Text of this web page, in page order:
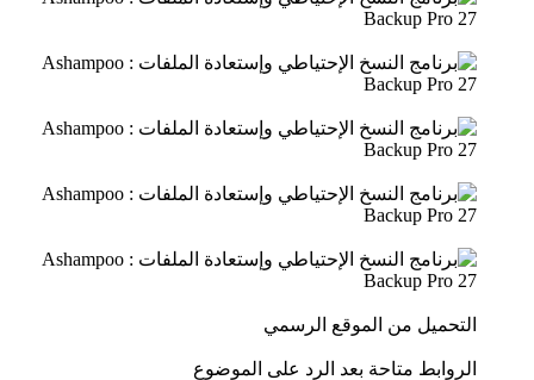
التحميل من الموقع الرسمي
الروابط متاحة بعد الرد على الموضوع